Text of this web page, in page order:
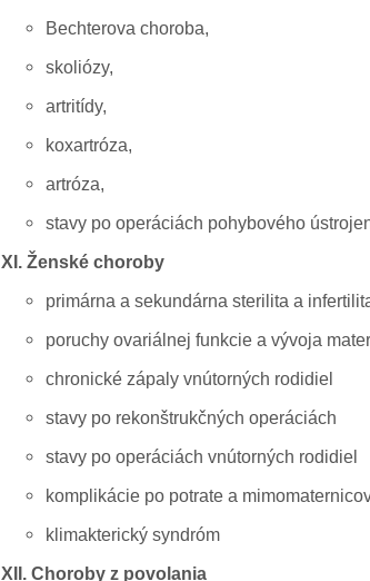
Bechterova choroba,
skoliózy,
artritídy,
koxartróza,
artróza,
stavy po operáciách pohybového
XI. Ženské choroby
primárna a sekundárna sterilita a
poruchy ovariálnej funkcie a vývoja
chronické zápaly vnútorných rodidiel
stavy po rekonštrukčných operáciách
stavy po operáciách vnútorných rodidiel
komplikácie po potrate a
klimakterický syndróm
XII. Choroby z povolania